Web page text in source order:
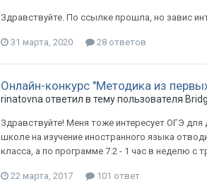
Здравствуйте. По ссылке прошла, но завис
31 марта, 2020 28 ответов
Онлайн-конкурс "Методика из
rinatovna ответил в тему пользователя
Здравствуйте! Меня тоже интересует ОГЭ
школе на изучение иностранного языка
класса, а по программе 7.2 - 1 час в неделю с
22 марта, 2017 101 ответ